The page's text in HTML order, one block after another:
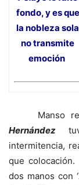
fondo, y es que
la nobleza sola
no transmite
emoción
Manso
Hernández
intermitencia,
que
dos manos con